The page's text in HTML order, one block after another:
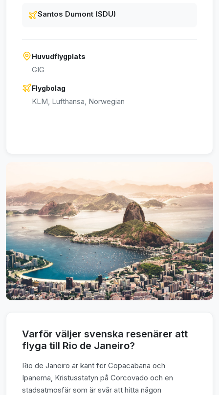
Santos Dumont (SDU)
Huvudflygplats
GIG
Flygbolag
KLM, Lufthansa, Norwegian
Varför väljer svenska resenärer att
flyga till Rio de Janeiro?
Rio de Janeiro är känt för Copacabana och
Ipanema, Kristusstatyn på Corcovado och en
stadsatmosfär som är svår att hitta någon